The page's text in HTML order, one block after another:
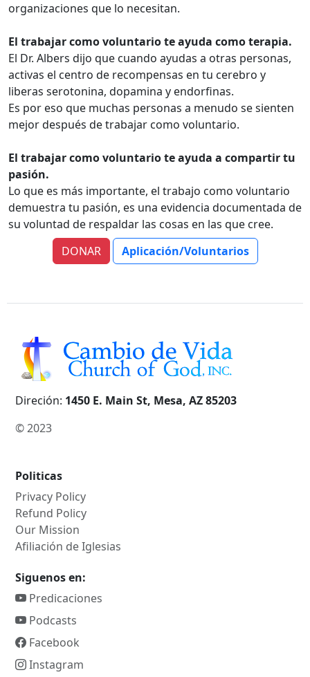
organizaciones que lo necesitan.
El trabajar como voluntario te ayuda como terapia.
El Dr. Albers dijo que cuando ayudas a otras personas,
activas el centro de recompensas en tu cerebro y
liberas serotonina, dopamina y endorfinas.
Es por eso que muchas personas a menudo se sienten
mejor después de trabajar como voluntario.
El trabajar como voluntario te ayuda a compartir tu
pasión.
Lo que es más importante, el trabajo como voluntario
demuestra tu pasión, es una evidencia documentada de
su voluntad de respaldar las cosas en las que cree.
DONAR
Aplicación/Voluntarios
Direción: 1450 E. Main St, Mesa, AZ 85203
© 2023
Politicas
Privacy Policy
Refund Policy
Our Mission
Afiliación de Iglesias
Siguenos en:
Predicaciones
Podcasts
Facebook
Instagram